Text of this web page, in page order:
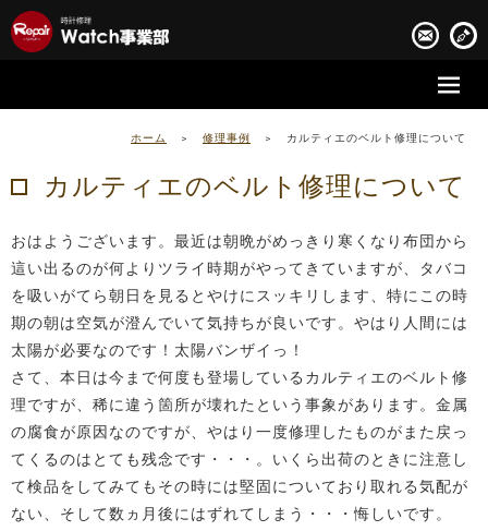
時計修理の流れ
時計修理実績
会社案内
ホーム > 修理事例 > カルティエのベルト修理について
カルティエのベルト修理について
おはようございます。最近は朝晩がめっきり寒くなり布団から
這い出るのが何よりツライ時期がやってきていますが、タバコ
を吸いがてら朝日を見るとやけにスッキリします、特にこの時
期の朝は空気が澄んでいて気持ちが良いです。やはり人間には
太陽が必要なのです！太陽バンザイっ！
さて、本日は今まで何度も登場しているカルティエのベルト修
理ですが、稀に違う箇所が壊れたという事象があります。金属
の腐食が原因なのですが、やはり一度修理したものがまた戻っ
てくるのはとても残念です・・・。いくら出荷のときに注意し
て検品をしてみてもその時には堅固についており取れる気配が
ない、そして数ヵ月後にはずれてしまう・・・悔しいです。